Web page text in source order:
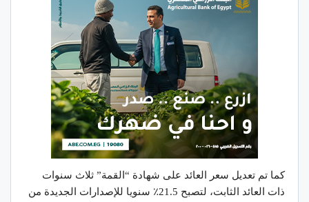
كما تم تعديل سعر العائد على شهادة “القمة” ثلاث سنوات
ذات العائد الثابت، لتصبح 21.5٪؜ سنويا للإصدارات الجديدة من